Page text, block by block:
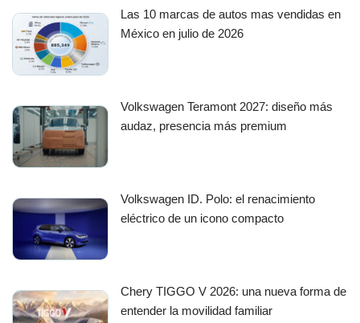
Las 10 marcas de autos mas vendidas en
México en julio de 2026
Volkswagen Teramont 2027: diseño más
audaz, presencia más premium
Volkswagen ID. Polo: el renacimiento
eléctrico de un icono compacto
Chery TIGGO V 2026: una nueva forma de
entender la movilidad familiar